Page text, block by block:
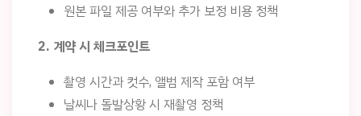
원본 파일 제공 여부와 추가 보정 비용 정책
2. 계약 시 체크포인트
촬영 시간과 컷수, 앨범 제작 포함 여부
날씨나 돌발상황 시 재촬영 정책